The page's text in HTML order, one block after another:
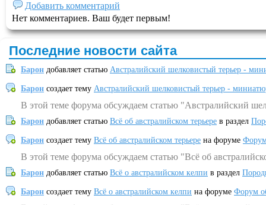
Добавить комментарий
Нет комментариев. Ваш будет первым!
Последние новости сайта
Барон добавляет статью Австралийский шелковистый терьер -
Барон создает тему Австралийский шелковистый терьер -
В этой теме форума обсуждаем статью "Австралийский
Барон добавляет статью Всё об австралийском терьере в раздел
Барон создает тему Всё об австралийском терьере на форуме
В этой теме форума обсуждаем статью "Всё об
Барон добавляет статью Всё о австралийском келпи в раздел
Барон создает тему Всё о австралийском келпи на форуме Форум